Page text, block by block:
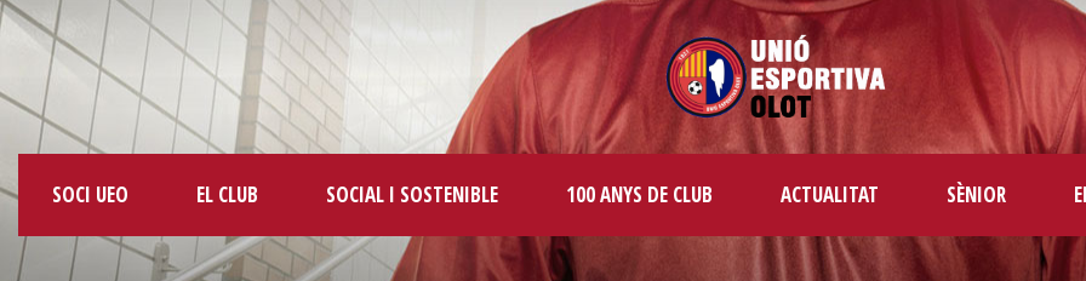
SOCI UEO EL CLUB SOCIAL I SOSTENIBLE 100 ANYS DE CLUB ACTUALITAT SÈNIOR